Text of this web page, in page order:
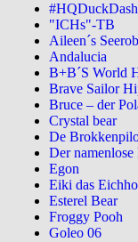
"ICHs"-TB
Aileen´s
Andalucia
B+B´S World
Brave Sailor
Bruce – der
Crystal bear
De
Der namenlose
Egon
Eiki das
Esterel Bear
Froggy Pooh
Goleo 06